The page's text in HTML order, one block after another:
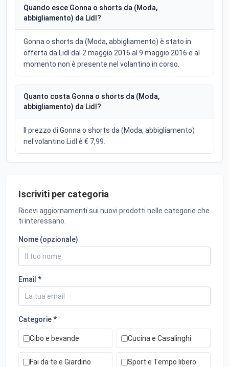
Quando esce Gonna o shorts da (Moda,
abbigliamento) da Lidl?
Gonna o shorts da (Moda, abbigliamento) è stato in
offerta da Lidl dal 2 maggio 2016 al 9 maggio 2016 e al
momento non è presente nel volantino in corso.
Quanto costa Gonna o shorts da (Moda,
abbigliamento) da Lidl?
Il prezzo di Gonna o shorts da (Moda, abbigliamento)
nel volantino Lidl è € 7,99.
Iscriviti per categoria
Ricevi aggiornamenti sui nuovi prodotti nelle categorie che
ti interessano.
Nome (opzionale)
Email *
Categorie *
Cibo e bevande Cucina e Casalinghi
Fai da te e Giardino Sport e Tempo libero